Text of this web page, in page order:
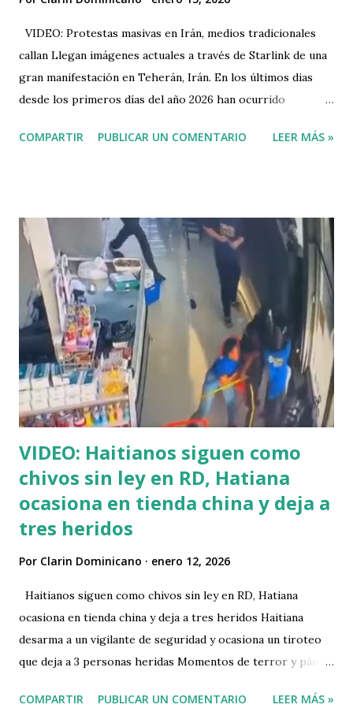
VIDEO: Protestas masivas en Irán, medios tradicionales
callan Llegan imágenes actuales a través de Starlink de una
gran manifestación en Teherán, Irán. En los últimos dias
desde los primeros días del año 2026 han ocurrido
régmen iraní. Las protestas en Irán son principalmente
represión y las restricciones a los derechos, extendiéndose
desde quejas iniciales de comerciantes a un desafío más
amplio al poder islámico, con consignas dirigidas al Líder
Supremo, al poder islámico y al Ayatola Ali Jamenei,
desafiando los pilares ideológicos del régimen. VIDEO 1 🚨
🇮🇷 ÚLTIMA HORA: Llegan imágenes ACTUALES a través
de Starlink de una gran manifestación en Teherán, Irán. El
pueblo iraní está venciendo a la censura del régim...
COMPARTIR PUBLICAR UN COMENTARIO LEER MÁS »
VIDEO: Haitianos siguen como
chivos sin ley en RD, Hatiana
ocasiona en tienda china y deja a
tres heridos
Por Clarin Dominicano enero 12, 2026
Haitianos siguen como chivos sin ley en RD, Hatiana
ocasiona en tienda china y deja a tres heridos Haitiana
desarma a un vigilante de seguridad y ocasiona un tiroteo
que deja a 3 personas heridas Momentos de terror y pánico
municipio de Bávaro, cuando una mujer de nacionalidad
COMPARTIR PUBLICAR UN COMENTARIO LEER MÁS »